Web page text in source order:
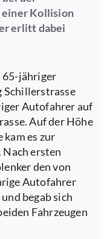
einer Kollision
erlitt dabei
65-jähriger
Schillerstrasse
Autofahrer auf
Auf der Höhe
es zur
ersten
den von
Autofahrer
begab sich
Fahrzeugen